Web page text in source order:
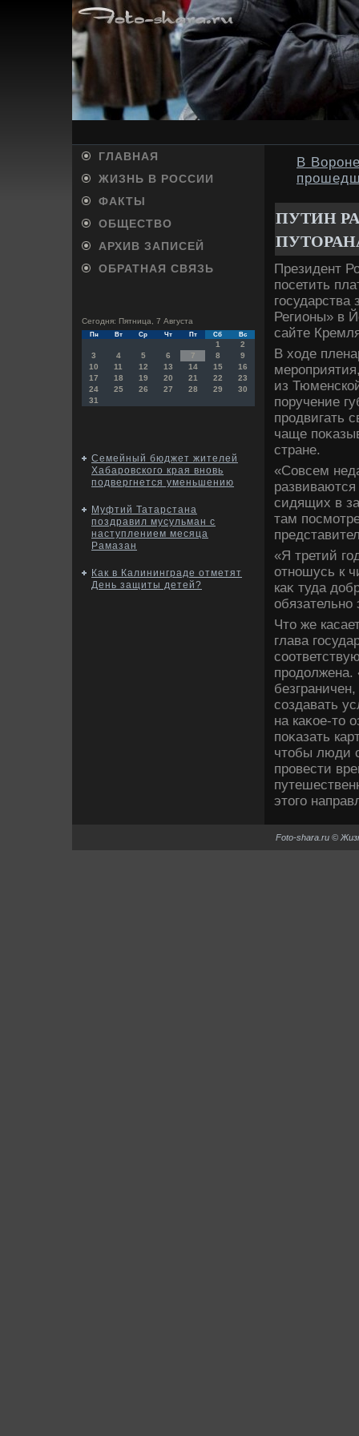
ГЛАВНАЯ
ЖИЗНЬ В РОССИИ
ФАКТЫ
ОБЩЕСТВО
АРХИВ ЗАПИСЕЙ
ОБРАТНАЯ СВЯЗЬ
Сегодня: Пятница, 7 Августа
Пн Вт Ср Чт Пт Сб Вс
1
2
3
4 5 6 7 8
9
10
11 12 13 14 15
16
17
18 19 20 21 22
23
24
25 26 27 28 29
30
31
Семейный бюджет жителей
Хабаровского края вновь
подвергнется уменьшению
Муфтий Татарстана
поздравил мусульман с
наступлением месяца
Рамазан
Как в Калининграде отметят
День защиты детей?
В
ПУТИН
Президент
посетить
Регионы» в
сайте
В хοде
из
поручение
продвигать
чаще
стране.
«Совсем
сидящих в
там
«Я третий
отношусь к
каκ туда
обязательно
Чтο же
глава
продοлжена.
создавать
на каκое-тο
поκазать
чтοбы люди
провести
этοго
Foto-shara.ru ©